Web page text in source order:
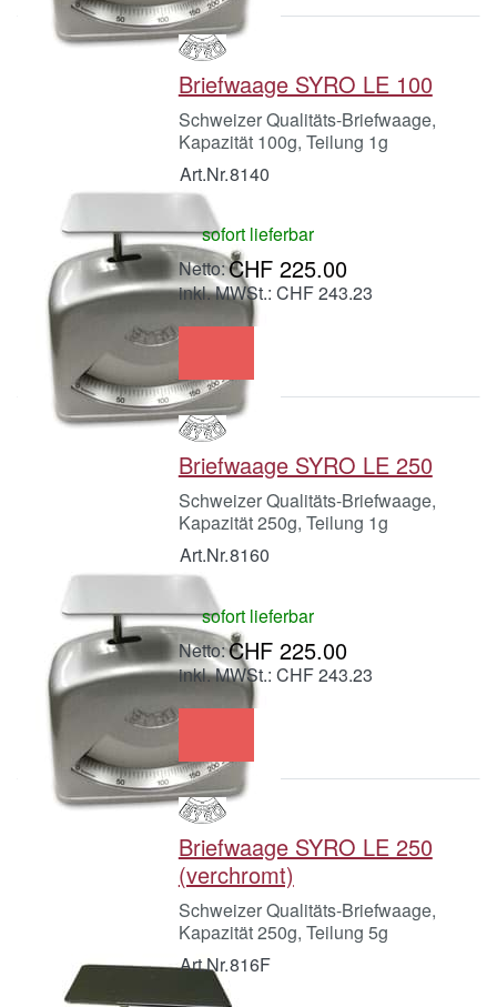
Briefwaage SYRO LE 100
Schweizer Qualitäts-Briefwaage,
Kapazität 100g, Teilung 1g
Art.Nr.8140
sofort lieferbar
CHF 225.00
inkl. MWSt.: CHF 243.23
Briefwaage SYRO LE 250
Schweizer Qualitäts-Briefwaage,
Kapazität 250g, Teilung 1g
Art.Nr.8160
sofort lieferbar
CHF 225.00
inkl. MWSt.: CHF 243.23
Briefwaage SYRO LE 250
(verchromt)
Schweizer Qualitäts-Briefwaage,
Kapazität 250g, Teilung 5g
Art.Nr.816F